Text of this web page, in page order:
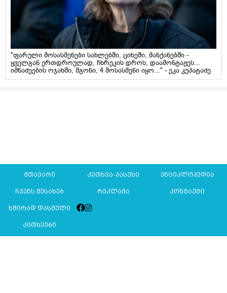
"ფარული მოსასმენები სახლებში, ციხეში, მანქანებში -
ყველგან ერთდროულად, ჩხრეკის დროს, დაამონტაჟეს...
იმნაძეების ოჯახში, მგონი, 4 მოსასმენი იყო..." - ეკა კუპატაძე
მთავარი კითხვა-პასუხი ენციკლოპედია
ჩვენს შესახებ რეკლამა კონტაქტი
ხშირად დასმული
კითხვები